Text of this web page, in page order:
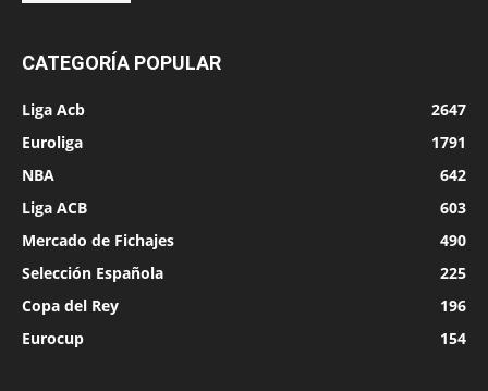
CATEGORÍA POPULAR
Liga Acb
2647
Euroliga
1791
NBA
642
Liga ACB
603
Mercado de Fichajes
490
Selección Española
225
Copa del Rey
196
Eurocup
154